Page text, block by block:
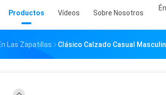
Productos Vídeos Sobre Nosotros
Las Zapatillas Clásico Calzado Casual